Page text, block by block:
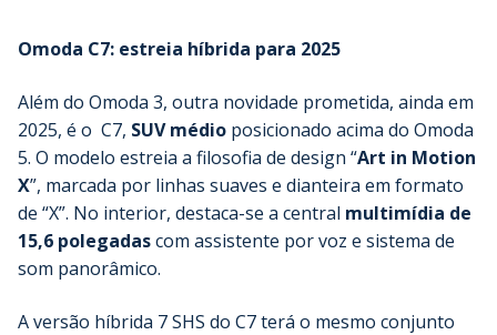
Omoda C7: estreia híbrida para 2025
Além do Omoda 3, outra novidade prometida, ainda em
2025, é o C7, SUV médio posicionado acima do Omoda
5. O modelo estreia a filosofia de design “Art in Motion
X”, marcada por linhas suaves e dianteira em formato
de “X”. No interior, destaca-se a central multimídia de
15,6 polegadascom assistente por voz e sistema de
som panorâmico.
A versão híbrida 7 SHS do C7 terá o mesmo conjunto